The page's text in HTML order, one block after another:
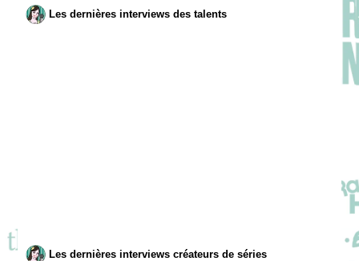
Les dernières interviews des talents
Les dernières interviews créateurs de séries